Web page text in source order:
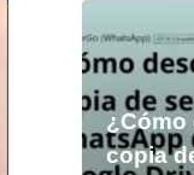
¿Cómo
copia